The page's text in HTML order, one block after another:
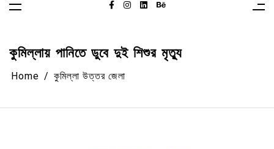
কুমিল্লায় পানিতে ডুবে দুই শিশুর মৃত্যু
Home কুমিল্লা উত্তর জেলা